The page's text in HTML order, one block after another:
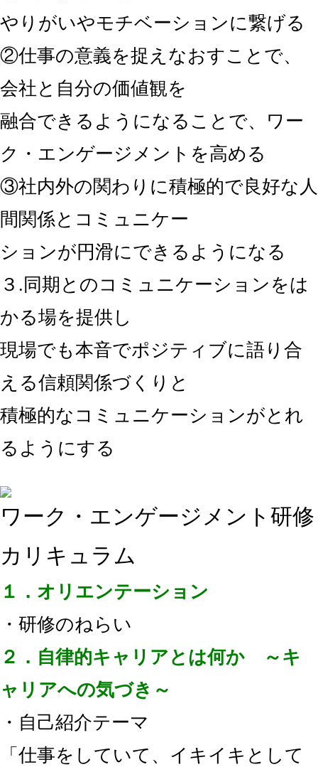
やりがいやモチベーションに繋げる
②仕事の意義を捉えなおすことで、
会社と自分の価値観を
融合できるようになることで、ワー
ク・エンゲージメントを高める
③社内外の関わりに積極的で良好な人
間関係とコミュニケー
ションが円滑にできるようになる
３.同期とのコミュニケーションをは
かる場を提供し
現場でも本音でポジティブに語り合
える信頼関係づくりと
積極的なコミュニケーションがとれ
るようにする
ワーク・エンゲージメント研修
カリキュラム
１．オリエンテーション
・研修のねらい
２．自律的キャリアとは何か ～キ
ャリアへの気づき～
・自己紹介テーマ
「仕事をしていて、イキイキとして